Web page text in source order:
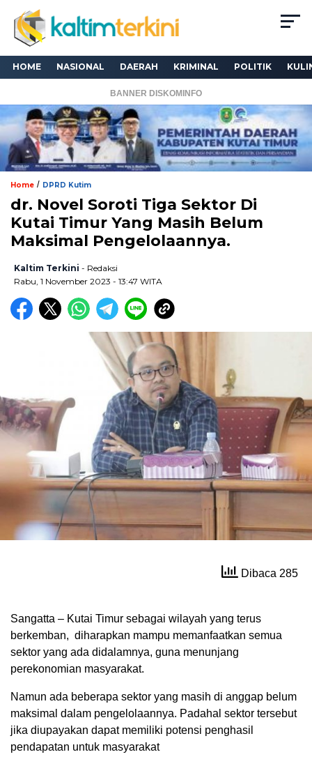
HOME NASIONAL DAERAH KRIMINAL POLITIK
BANNER DISKOMINFO
Home / DPRD Kutim
dr. Novel Soroti Tiga Sektor Di
Kutai Timur Yang Masih Belum
Maksimal Pengelolaannya.
Kaltim Terkini - Redaksi
Rabu, 1 November 2023 - 13:47 WITA
Dibaca 285
Sangatta – Kutai Timur sebagai wilayah yang terus
berkemban, diharapkan mampu memanfaatkan semua
sektor yang ada didalamnya, guna menunjang
perekonomian masyarakat.
Namun ada beberapa sektor yang masih di anggap belum
maksimal dalam pengelolaannya. Padahal sektor tersebut
jika diupayakan dapat memiliki potensi penghasil
pendapatan untuk masyarakat